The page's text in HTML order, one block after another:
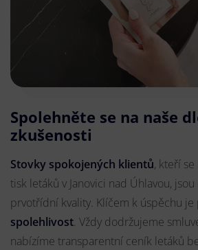
Spolehněte se na naše
zkušenosti
Stovky spokojených klientů, kteří
tisk letáků v Janovici nad Úhlavou,
prvotřídní kvality. Klíčem k úspěchu je
spolehlivost. Vždy dodržujeme
nabízíme transparentní ceník letáků